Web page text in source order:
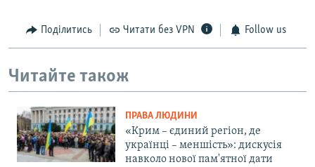
Поділитись Читати без VPN Follow us
Читайте також
ПРАВА ЛЮДИНИ
«Крим – єдиний регіон, де
українці – меншість»: дискусія
навколо нової пам'ятної дати